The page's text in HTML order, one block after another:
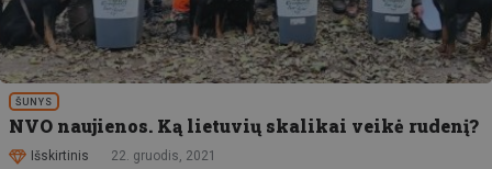
ŠUNYS
NVO naujienos. Ką lietuvių skalikai veikė rudenį?
Išskirtinis 22. gruodis, 2021